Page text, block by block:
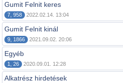
Gumit Felnit keres
7, 958 2022.02.14. 13:04
Gumit Felnit kinál
9, 1866 2021.09.02. 20:06
Egyéb
1, 26 2020.09.01. 12:28
Alkatrész hirdetések